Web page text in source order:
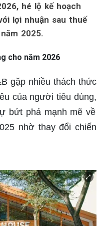
hé lộ kế hoạch
lợi nhuận sau thuế
2025.
cho năm 2026
gặp nhiều thách thức
của người tiêu dùng,
bứt phá mạnh mẽ về
nhờ thay đổi chiến